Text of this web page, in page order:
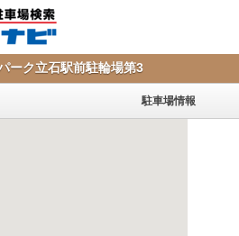
ーク立石駅前駐輪場第3
駐車場情報